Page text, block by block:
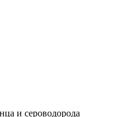
и сероводорода